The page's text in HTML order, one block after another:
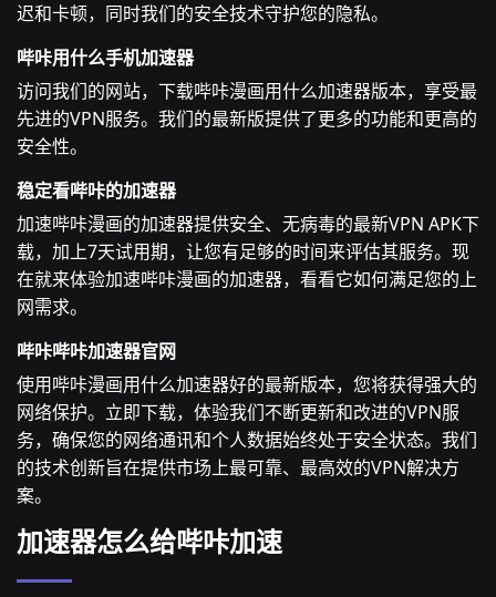
迟和卡顿，同时我们的安全技术守护您的隐私。
哔咔用什么手机加速器
访问我们的网站，下载哔咔漫画用什么加速器版本，享受最
先进的VPN服务。我们的最新版提供了更多的功能和更高的
安全性。
稳定看哔咔的加速器
加速哔咔漫画的加速器提供安全、无病毒的最新VPN APK下
载，加上7天试用期，让您有足够的时间来评估其服务。现
在就来体验加速哔咔漫画的加速器，看看它如何满足您的上
网需求。
哔咔哔咔加速器官网
使用哔咔漫画用什么加速器好的最新版本，您将获得强大的
网络保护。立即下载，体验我们不断更新和改进的VPN服
务，确保您的网络通讯和个人数据始终处于安全状态。我们
的技术创新旨在提供市场上最可靠、最高效的VPN解决方
案。
加速器怎么给哔咔加速